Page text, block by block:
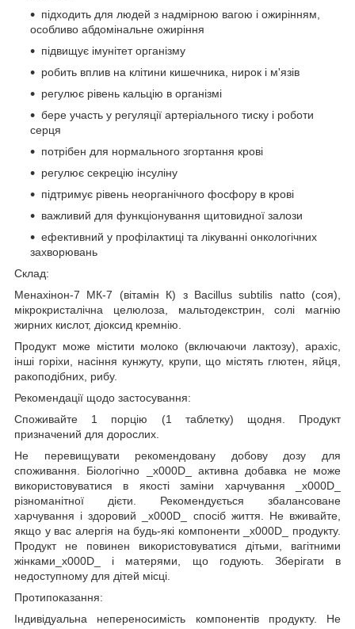
підходить для людей з надмірною вагою і ожирінням,
особливо абдомінальне ожиріння
підвищує імунітет організму
робить вплив на клітини кишечника, нирок і м'язів
регулює рівень кальцію в організмі
бере участь у регуляції артеріального тиску і роботи
серця
потрібен для нормального згортання крові
регулює секрецію інсуліну
підтримує рівень неорганічного фосфору в крові
важливий для функціонування щитовидної залози
ефективний у профілактиці та лікуванні онкологічних
захворювань
Склад:
Менахінон-7 МК-7 (вітамін К) з Bacillus subtilis natto (соя),
мікрокристалічна целюлоза, мальтодекстрин, солі магнію
жирних кислот, діоксид кремнію.
Продукт може містити молоко (включаючи лактозу), арахіс,
інші горіхи, насіння кунжуту, крупи, що містять глютен, яйця,
ракоподібних, рибу.
Рекомендації щодо застосування:
Споживайте 1 порцію (1 таблетку) щодня. Продукт
призначений для дорослих.
Не перевищувати рекомендовану добову дозу для
споживання. Біологічно _x000D_ активна добавка не може
використовуватися в якості заміни харчування _x000D_
різноманітної дієти. Рекомендується збалансоване
харчування і здоровий _x000D_ спосіб життя. Не вживайте,
якщо у вас алергія на будь-які компоненти _x000D_ продукту.
Продукт не повинен використовуватися дітьми, вагітними
жінками_x000D_ і матерями, що годують. Зберігати в
недоступному для дітей місці.
Протипоказання:
Індивідуальна непереносимість компонентів продукту. Не